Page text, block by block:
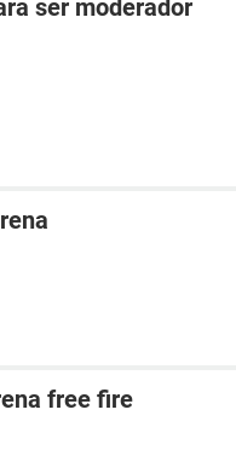
ser moderador
free fire